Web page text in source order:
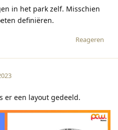
in het park zelf. Misschien
definiëren.
Reageren
er een layout gedeeld.